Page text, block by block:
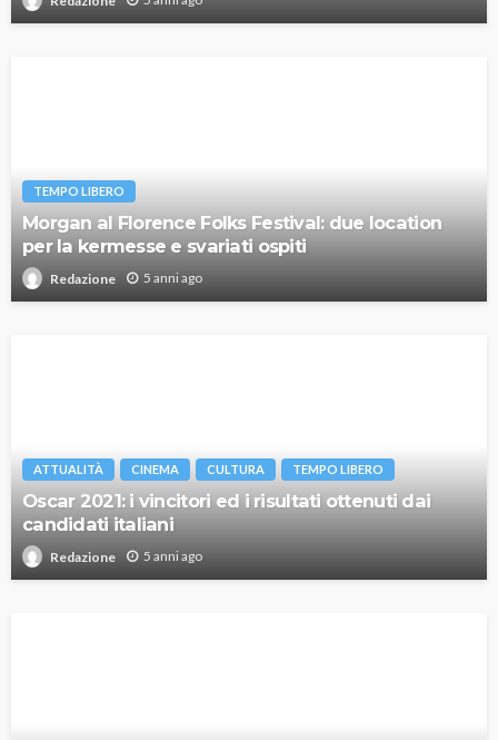
TEMPO LIBERO
Morgan al Florence Folks Festival: due location
per la kermesse e svariati ospiti
Redazione 5 anni ago
ATTUALITÀ CINEMA CULTURA TEMPO LIBERO
Oscar 2021: i vincitori ed i risultati ottenuti dai
candidati italiani
Redazione 5 anni ago